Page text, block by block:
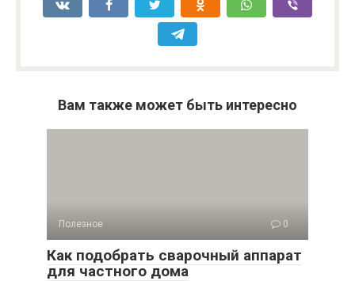
Вам также может быть интересно
Полезное 0
Как подобрать сварочный аппарат
для частного дома